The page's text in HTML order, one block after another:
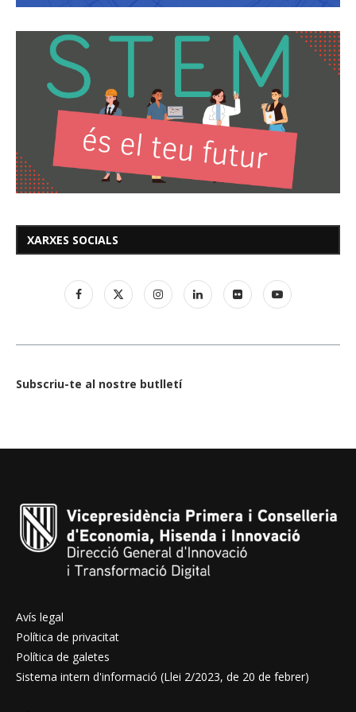
XARXES SOCIALS
Subscriu-te al nostre butlletí
Avís legal
Política de privacitat
Política de galetes
Sistema intern d'informació (Llei 2/2023, de 20 de febrer)